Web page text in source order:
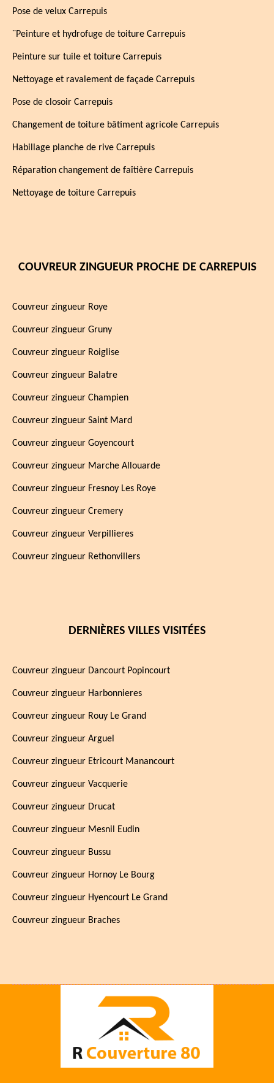
Pose de velux Carrepuis
¨Peinture et hydrofuge de toiture Carrepuis
Peinture sur tuile et toiture Carrepuis
Nettoyage et ravalement de façade Carrepuis
Pose de closoir Carrepuis
Changement de toiture bâtiment agricole Carrepuis
Habillage planche de rive Carrepuis
Réparation changement de faîtière Carrepuis
Nettoyage de toiture Carrepuis
COUVREUR ZINGUEUR PROCHE DE CARREPUIS
Couvreur zingueur Roye
Couvreur zingueur Gruny
Couvreur zingueur Roiglise
Couvreur zingueur Balatre
Couvreur zingueur Champien
Couvreur zingueur Saint Mard
Couvreur zingueur Goyencourt
Couvreur zingueur Marche Allouarde
Couvreur zingueur Fresnoy Les Roye
Couvreur zingueur Cremery
Couvreur zingueur Verpillieres
Couvreur zingueur Rethonvillers
DERNIÈRES VILLES VISITÉES
Couvreur zingueur Dancourt Popincourt
Couvreur zingueur Harbonnieres
Couvreur zingueur Rouy Le Grand
Couvreur zingueur Arguel
Couvreur zingueur Etricourt Manancourt
Couvreur zingueur Vacquerie
Couvreur zingueur Drucat
Couvreur zingueur Mesnil Eudin
Couvreur zingueur Bussu
Couvreur zingueur Hornoy Le Bourg
Couvreur zingueur Hyencourt Le Grand
Couvreur zingueur Braches